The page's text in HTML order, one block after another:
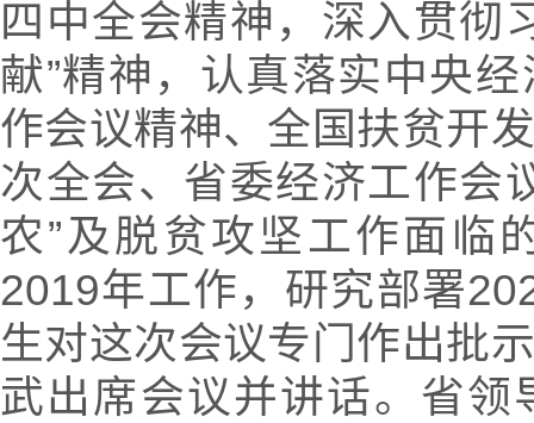
四中全会精神，深入贯彻
献”精神，认真落实中央
作会议精神、全国扶贫开
次全会、省委经济工作会
农”及脱贫攻坚工作面临
2019年工作，研究部署
生对这次会议专门作出批
武出席会议并讲话。省